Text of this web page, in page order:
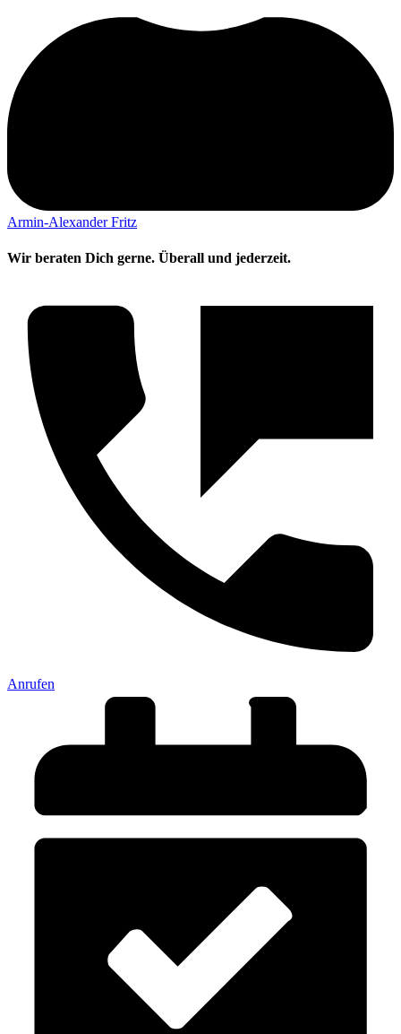
Armin-Alexander Fritz
Wir beraten Dich gerne. Überall und jederzeit.
Anrufen